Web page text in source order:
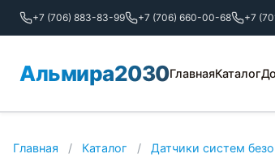
+7 (706) 883-83-99 +7 (706) 660-00-68 +7
Альмира2030ГлавнаяКаталог
Главная / Каталог / Датчики систем